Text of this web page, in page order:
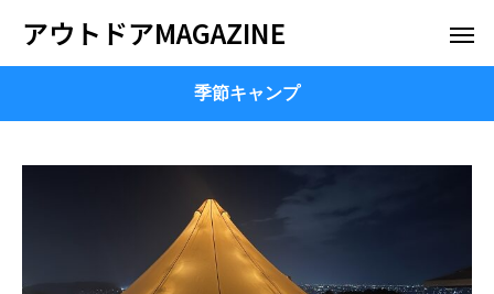
アウトドアMAGAZINE
季節キャンプ